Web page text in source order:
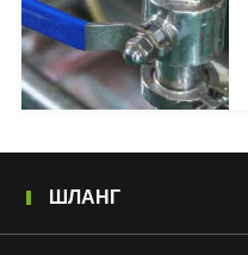
ШЛАНГ